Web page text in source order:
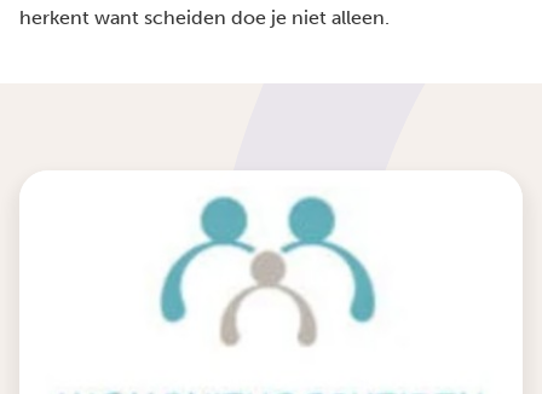
herkent want scheiden doe je niet alleen.